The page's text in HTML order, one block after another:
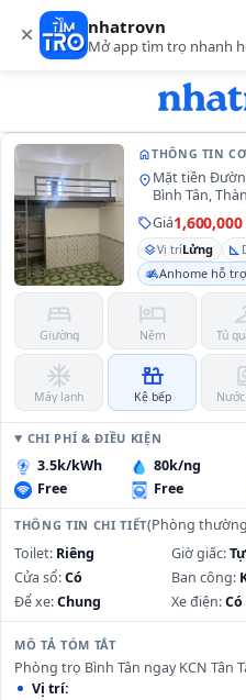
nhatrovn
Mở app tìm trọ nhanh
homeTHÔNG TIN
location_onMặt tiền
Bình Tân,
sellGiá1,600,000
layersVị tríLửng square_foot
Anhome hỗ
bed
Giường
hotel
Nệm Tủ
ac_unit
Máy lạnh
countertops
Kệ bếp
CHI PHÍ & ĐIỀU KIỆN
3.5k/kWh 80k/ng
Free
Free
THÔNG TIN CHI TIẾT(Phòng
Toilet: Riêng Giờ giấc:
Cửa sổ:Có Ban công:
Để xe:Chung Xe điện:Có
MÔ TẢ TÓM TẮT
Phòng trọ Bình Tân ngay KCN Tân
Vị trí: